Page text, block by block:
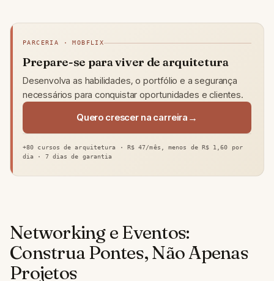
PARCERIA · MOBFLIX
Prepare-se para viver de arquitetura
Desenvolva as habilidades, o portfólio e a segurança
necessários para conquistar oportunidades e clientes.
Quero crescer na carreira
+80 cursos de arquitetura · R$ 47/mês, menos de R$ 1,60 por
dia · 7 dias de garantia
Networking e Eventos:
Construa Pontes, Não Apenas
Projetos